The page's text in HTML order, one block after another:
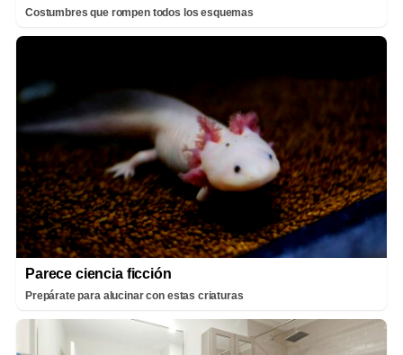
Costumbres que rompen todos los esquemas
Parece ciencia ficción
Prepárate para alucinar con estas criaturas